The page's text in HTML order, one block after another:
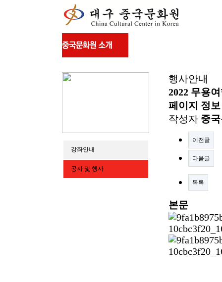
강좌안내
공지 및 행사
행사안내
2022 무용
페이지 정보
작성자 중
이전글
다음글
목록
본문